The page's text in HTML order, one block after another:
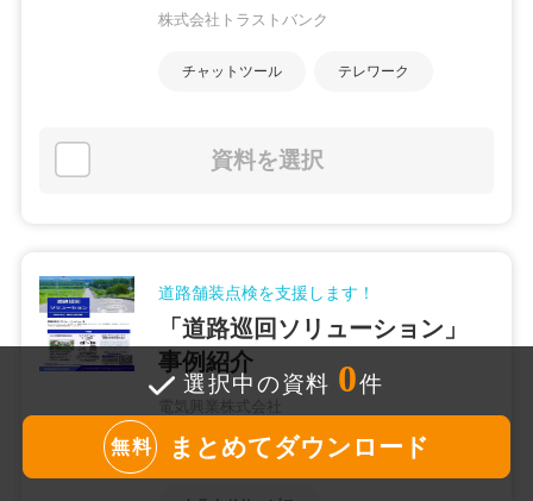
株式会社トラストバンク
チャットツール テレワーク
資料を選択
道路舗装点検を支援します！
「道路巡回ソリューション」
事例紹介
電気興業株式会社
道路・橋梁 公共交通
選択中の資料 0件
無料 まとめてダウンロード